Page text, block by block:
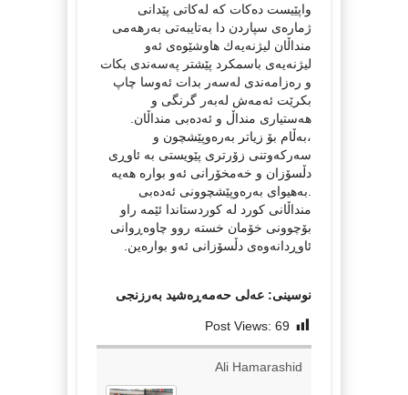
واپێیست ده‌كات كه‌ له‌كاتی پێدانی
ژماره‌ی سپاردن دا به‌تایبه‌تی به‌رهه‌می
منداڵان لیژنه‌یه‌ك هاوشێوه‌ی ئه‌و
لیژنه‌یه‌ی باسمكرد پێشتر په‌سه‌ندی بكات
و ره‌زامه‌ندی له‌سه‌ر بدات ئه‌وسا چاپ
بكرێت ئه‌مه‌ش له‌به‌ر گرنگی و
هه‌ستیاری منداڵ و ئه‌ده‌بی منداڵان.
،به‌ڵام بۆ زیاتر به‌ره‌وپێشچون و
سه‌ركه‌وتنی زۆرتری پێویستی به‌ ئاوڕی
دڵسۆزان و خه‌مخۆرانی ئه‌و بواره‌ هه‌یه‌
.به‌هیوای به‌ره‌وپێشچوونی ئه‌ده‌بی
منداڵانی كورد له‌ كوردستاندا ئێمه‌ راو
بۆچوونی خۆمان خسته‌ روو چاوه‌ڕوانی
ئاوڕدانه‌وه‌ی دڵسۆزانی ئه‌و بواره‌ین.
نوسینی: عه‌لی حه‌مه‌ڕه‌شید به‌رزنجی
Post Views: 69
Ali Hamarashid